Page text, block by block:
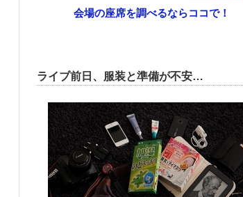
会場の座席を調べるならココで！
ライブ前日、服装と準備が不安…